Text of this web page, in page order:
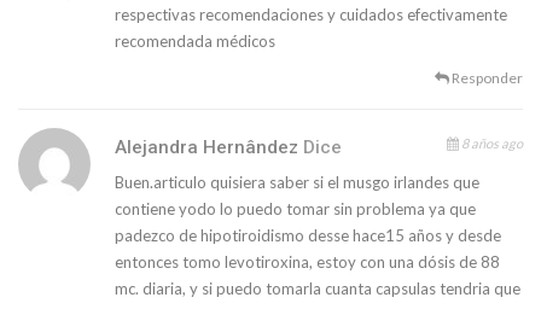
respectivas recomendaciones y cuidados efectivamente
recomendada médicos
Responder
Alejandra Hernândez Dice 8 años ago
Buen.articulo quisiera saber si el musgo irlandes que
contiene yodo lo puedo tomar sin problema ya que
padezco de hipotiroidismo desse hace15 años y desde
entonces tomo levotiroxina, estoy con una dósis de 88
mc. diaria, y si puedo tomarla cuanta capsulas tendria que